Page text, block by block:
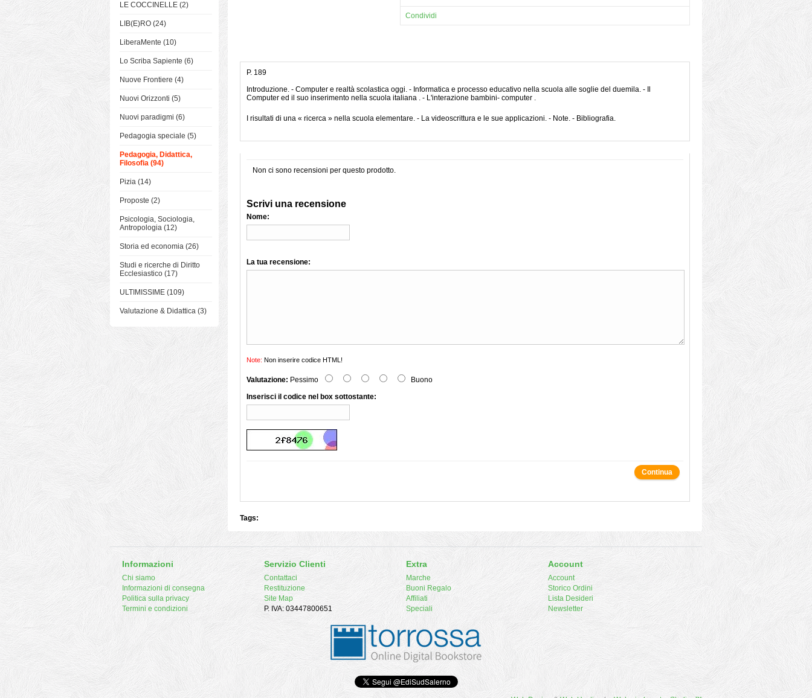
LE COCCINELLE (2)
LIB(E)RO (24)
LiberaMente (10)
Lo Scriba Sapiente (6)
Nuove Frontiere (4)
Nuovi Orizzonti (5)
Nuovi paradigmi (6)
Pedagogia speciale (5)
Pedagogia, Didattica,
Filosofia (94)
Pizia (14)
Proposte (2)
Psicologia, Sociologia,
Antropologia (12)
Storia ed economia (26)
Studi e ricerche di Diritto
Ecclesiastico (17)
ULTIMISSIME (109)
Valutazione & Didattica (3)
Condividi
P. 189
Introduzione. - Computer e realtà scolastica oggi. - Informatica e processo educativo nella scuola alle soglie del duemila. - Il
Computer ed il suo inserimento nella scuola italiana . - L'interazione bambini- computer .
I risultati di una « ricerca » nella scuola elementare. - La videoscrittura e le sue applicazioni. - Note. - Bibliografia.
Non ci sono recensioni per questo prodotto.
Scrivi una recensione
Nome:
La tua recensione:
Note: Non inserire codice HTML!
Valutazione: Pessimo
Buono
Inserisci il codice nel box sottostante:
Continua
Tags:
Informazioni
Chi siamo
Informazioni di consegna
Politica sulla privacy
Termini e condizioni
Servizio Clienti
Contattaci
Restituzione
Site Map
P. IVA: 03447800651
Extra
Marche
Buoni Regalo
Affiliati
Speciali
Account
Account
Storico Ordini
Lista Desideri
Newsletter